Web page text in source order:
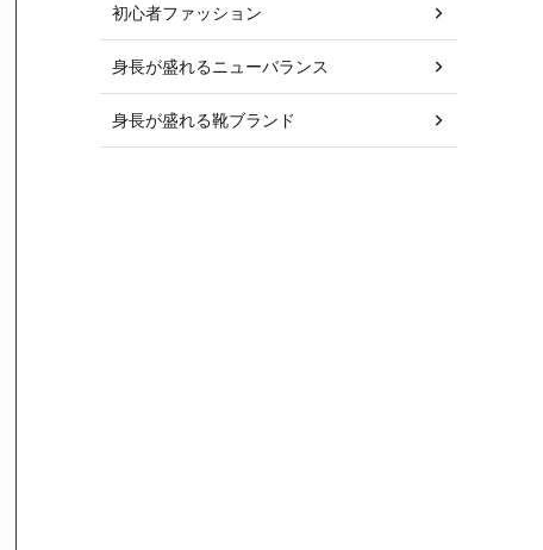
初心者ファッション
身長が盛れるニューバランス
身長が盛れる靴ブランド